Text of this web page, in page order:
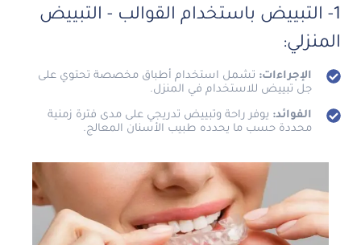
1- التبييض باستخدام القوالب - التبييض
المنزلي:
الإجراءات: تشمل استخدام أطباق مخصصة تحتوي على
جل تبييض للاستخدام في المنزل.
الفوائد: يوفر راحة وتبييض تدريجي على مدى فترة زمنية
محددة حسب ما يحدده طبيب الأسنان المعالج.